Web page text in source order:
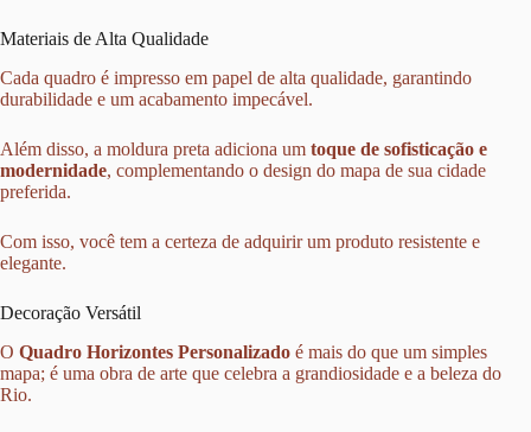
Materiais de Alta Qualidade
Cada quadro é impresso em papel de alta qualidade, garantindo
durabilidade e um acabamento impecável.
Além disso, a moldura preta adiciona um toque de sofisticação e
modernidade, complementando o design do mapa de sua cidade
preferida.
Com isso, você tem a certeza de adquirir um produto resistente e
elegante.
Decoração Versátil
O Quadro Horizontes Personalizado é mais do que um simples
mapa; é uma obra de arte que celebra a grandiosidade e a beleza do
Rio.